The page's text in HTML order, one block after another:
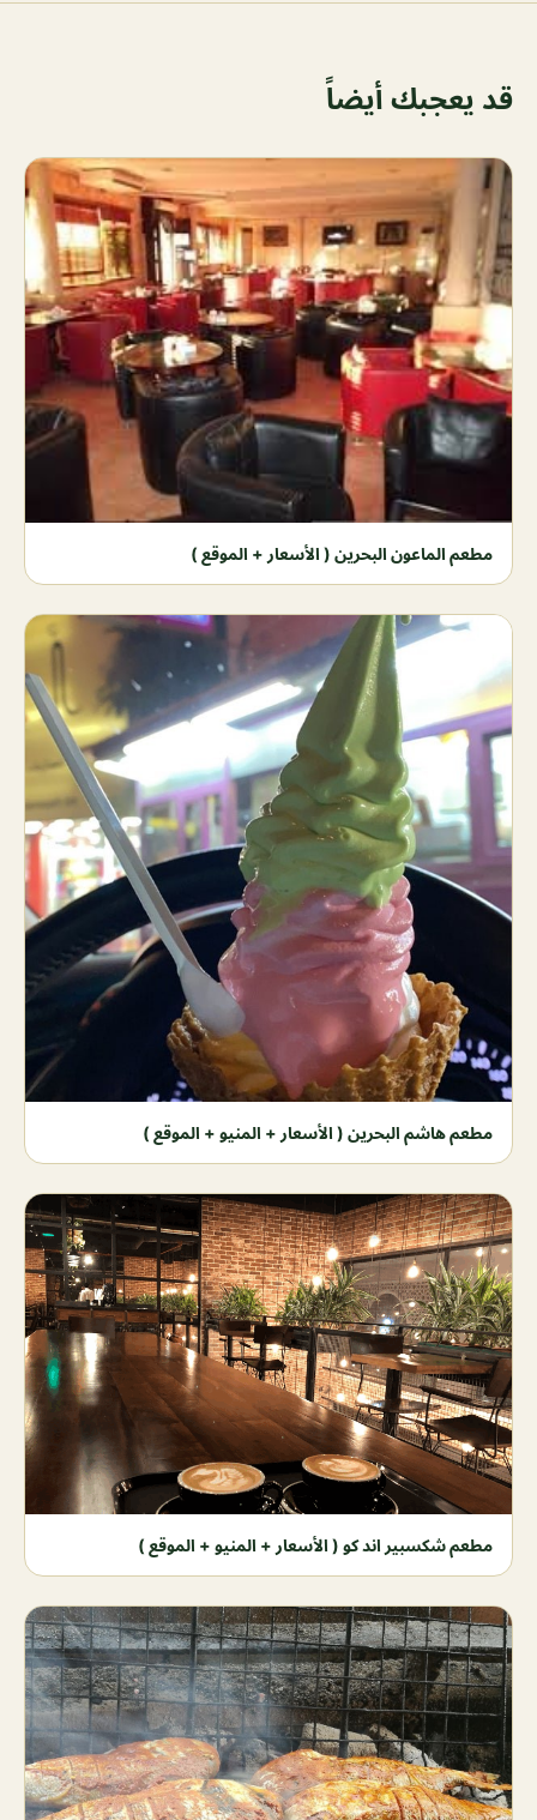
قد يعجبك أيضاً
مطعم الماعون البحرين ( الأسعار + الموقع )
مطعم هاشم البحرين ( الأسعار + المنيو + الموقع )
مطعم شكسبير اند كو ( الأسعار + المنيو + الموقع )